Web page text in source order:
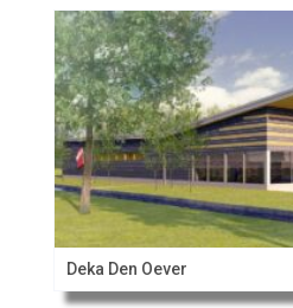
Deka Den Oever